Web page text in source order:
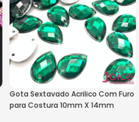
Gota Sextavado Acrilico Com Furo
para Costura 10mm X 14mm